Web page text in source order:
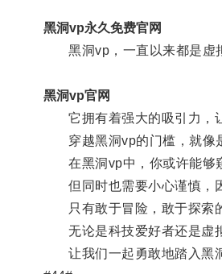
黑洞vp永久免费官网
黑洞vp，一直以来都是虚拟
黑洞vp官网
它拥有着强大的吸引力，让
穿越黑洞vp的门槛，就像是
在黑洞vp中，你或许能够窥
但同时也需要小心谨慎，因
只有敢于冒险，敢于探索的
无论是科技爱好者还是虚拟
让我们一起勇敢地踏入黑洞